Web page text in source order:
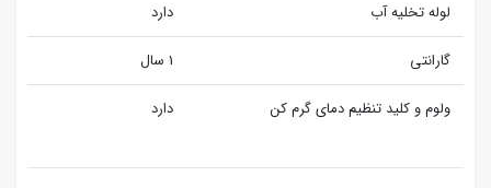
لوله تخلیه آب دارد
گارانتی 1 سال
ولوم و کلید تنظیم دمای گرم کن دارد